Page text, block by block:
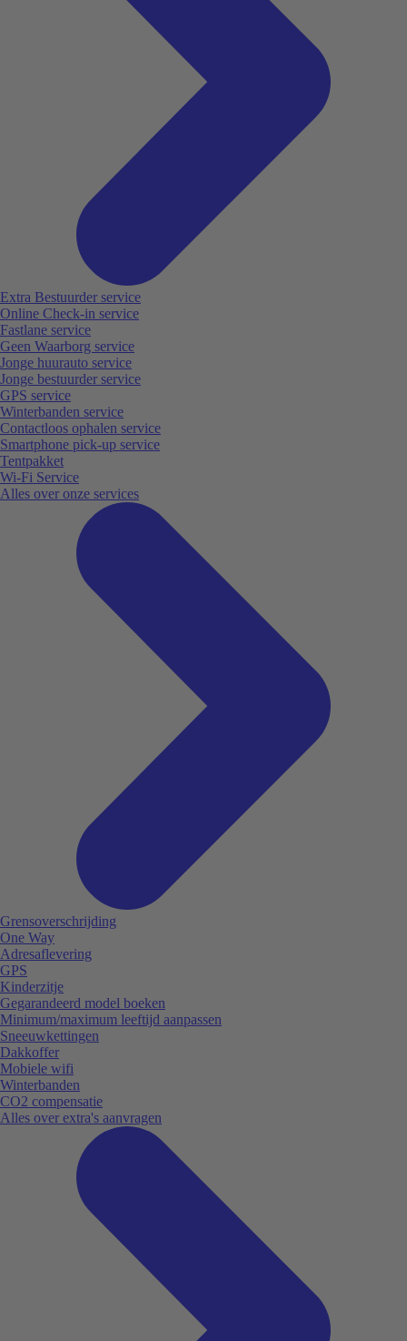
Extra Bestuurder service
Online Check-in service
Fastlane service
Geen Waarborg service
Jonge huurauto service
Jonge bestuurder service
GPS service
Winterbanden service
Contactloos ophalen service
Smartphone pick-up service
Tentpakket
Wi-Fi Service
Alles over onze services
Grensoverschrijding
One Way
Adresaflevering
GPS
Kinderzitje
Gegarandeerd model boeken
Minimum/maximum leeftijd aanpassen
Sneeuwkettingen
Dakkoffer
Mobiele wifi
Winterbanden
CO2 compensatie
Alles over extra's aanvragen